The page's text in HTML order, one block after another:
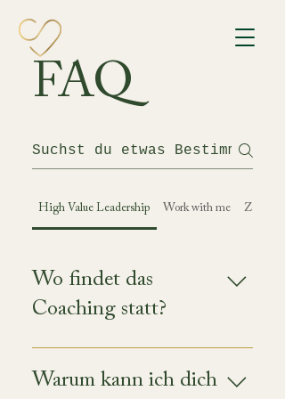
FAQ
High Value Leadership Work with me Zahlung
Wo findet das
Coaching statt?
Der VIP-Tag wird offline
stattfinden, das finde ich
Warum kann ich dich